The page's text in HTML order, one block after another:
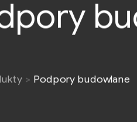
Podpory budowlane